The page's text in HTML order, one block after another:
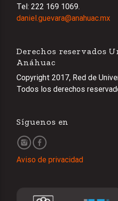
Tel: 222 169 1069.
daniel.guevara@anahuac.mx
Derechos reservados
Anáhuac
Copyright 2017, Red de
Todos los derechos
Síguenos en
Aviso de privacidad